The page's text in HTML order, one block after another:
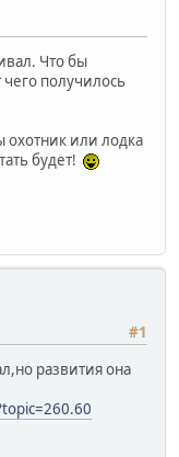
Что бы
чего получилось
охотник или лодка
будет!
#1
развития она